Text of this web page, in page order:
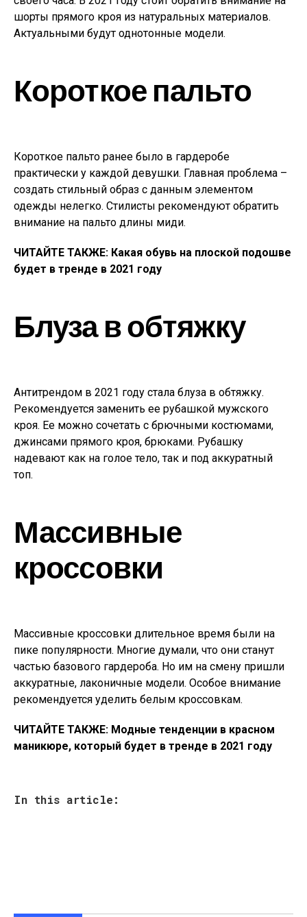
шорты прямого кроя из натуральных материалов.
Актуальными будут однотонные модели.
Короткое пальто
Короткое пальто ранее было в гардеробе
практически у каждой девушки. Главная проблема –
создать стильный образ с данным элементом
одежды нелегко. Стилисты рекомендуют обратить
внимание на пальто длины миди.
ЧИТАЙТЕ ТАКЖЕ: Какая обувь на плоской подошве
будет в тренде в 2021 году
Блуза в обтяжку
Антитрендом в 2021 году стала блуза в обтяжку.
Рекомендуется заменить ее рубашкой мужского
кроя. Ее можно сочетать с брючными костюмами,
джинсами прямого кроя, брюками. Рубашку
надевают как на голое тело, так и под аккуратный
топ.
Массивные
кроссовки
Массивные кроссовки длительное время были на
пике популярности. Многие думали, что они станут
частью базового гардероба. Но им на смену пришли
аккуратные, лаконичные модели. Особое внимание
рекомендуется уделить белым кроссовкам.
ЧИТАЙТЕ ТАКЖЕ: Модные тенденции в красном
маникюре, который будет в тренде в 2021 году
In this article: